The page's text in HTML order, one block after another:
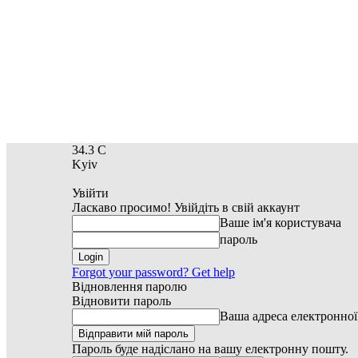
34.3 C
Kyiv
Увійти
Ласкаво просимо! Увійдіть в свій аккаунт
Ваше ім'я користувача
пароль
Forgot your password? Get help
Відновлення паролю
Відновити пароль
Ваша адреса
Пароль буде надіслано на вашу електронну пошту.